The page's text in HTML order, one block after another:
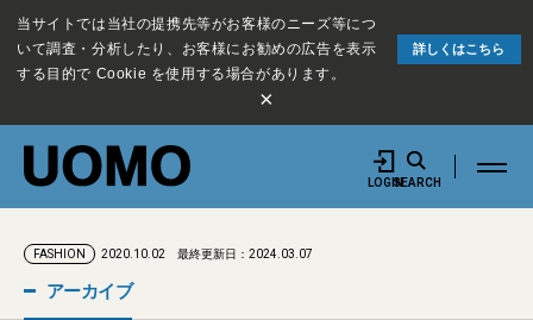
当サイトでは当社の提携先等がお客様のニーズ等につ
いて調査・分析したり、お客様にお勧めの広告を表示
する目的で Cookie を使用する場合があります。
詳しくはこちら
×
LOGINSEARCH
FASHION 2020.10.02 最終更新日：2024.03.07
アーカイブ